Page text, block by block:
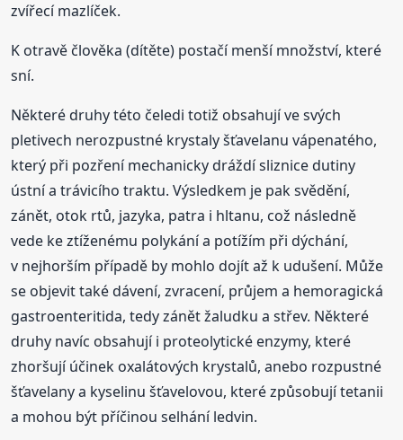
zvířecí mazlíček.
K otravě člověka (dítěte) postačí menší množství, které
sní.
Některé druhy této čeledi totiž obsahují ve svých
pletivech nerozpustné krystaly šťavelanu vápenatého,
který při pozření mechanicky dráždí sliznice dutiny
ústní a trávicího traktu. Výsledkem je pak svědění,
zánět, otok rtů, jazyka, patra i hltanu, což následně
vede ke ztíženému polykání a potížím při dýchání,
v nejhorším případě by mohlo dojít až k udušení. Může
se objevit také dávení, zvracení, průjem a hemoragická
gastroenteritida, tedy zánět žaludku a střev. Některé
druhy navíc obsahují i proteolytické enzymy, které
zhoršují účinek oxalátových krystalů, anebo rozpustné
šťavelany a kyselinu šťavelovou, které způsobují tetanii
a mohou být příčinou selhání ledvin.